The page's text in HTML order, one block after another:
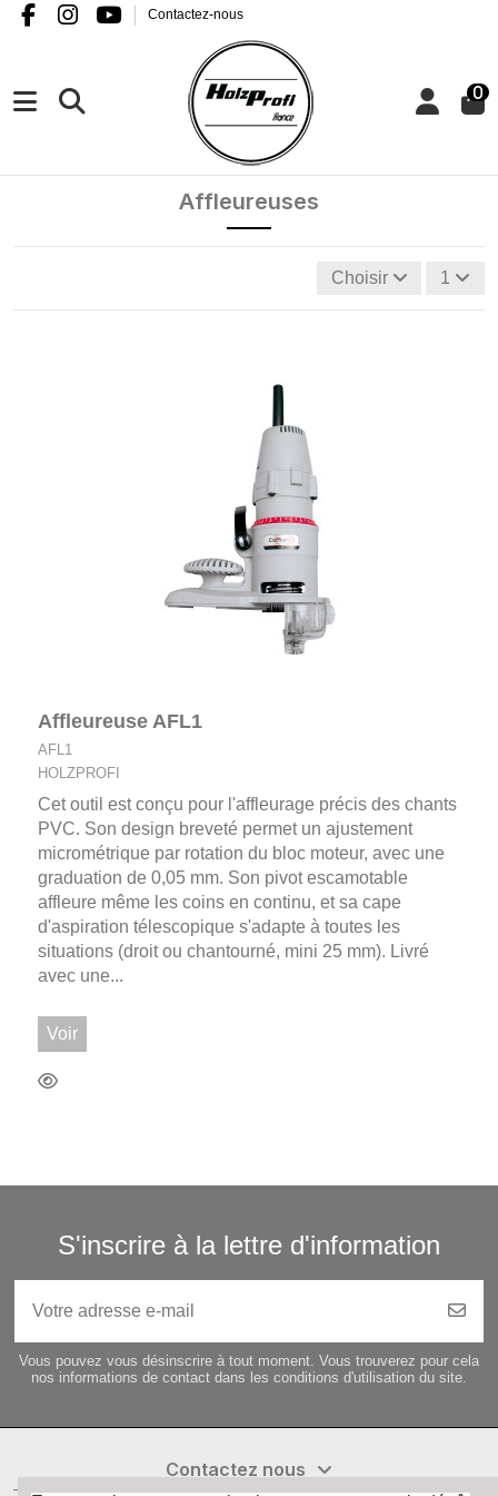
Contactez-nous
0
Affleureuses
Choisir 1
Affleureuse AFL1
AFL1
HOLZPROFI
Cet outil est conçu pour l'affleurage précis des chants
PVC. Son design breveté permet un ajustement
micrométrique par rotation du bloc moteur, avec une
graduation de 0,05 mm. Son pivot escamotable
affleure même les coins en continu, et sa cape
d'aspiration télescopique s'adapte à toutes les
situations (droit ou chantourné, mini 25 mm). Livré
avec une...
Voir
S'inscrire à la lettre d'information
Vous pouvez vous désinscrire à tout moment. Vous trouverez pour cela
nos informations de contact dans les conditions d'utilisation du site.
Contactez nous